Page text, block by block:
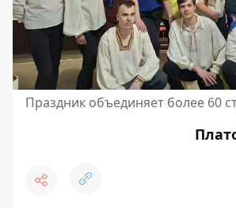
Праздник объединяет более 60